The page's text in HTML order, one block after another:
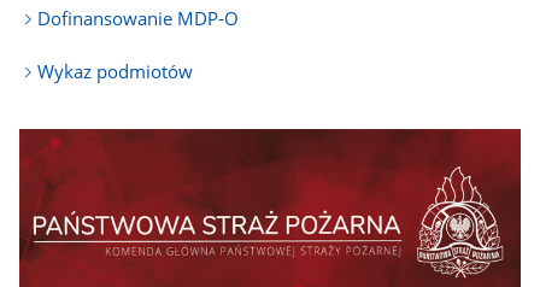
Dofinansowanie MDP-O
Wykaz podmiotów